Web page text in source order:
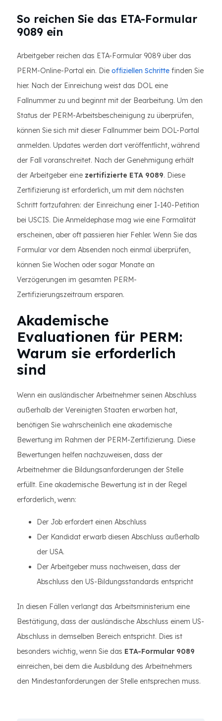
So reichen Sie das ETA-Formular
9089 ein
Arbeitgeber reichen das ETA-Formular 9089 über das
PERM-Online-Portal ein. Die offiziellen Schritte finden Sie
hier. Nach der Einreichung weist das DOL eine
Fallnummer zu und beginnt mit der Bearbeitung. Um den
Status der PERM-Arbeitsbescheinigung zu überprüfen,
können Sie sich mit dieser Fallnummer beim DOL-Portal
anmelden. Updates werden dort veröffentlicht, während
der Fall voranschreitet. Nach der Genehmigung erhält
der Arbeitgeber eine zertifizierte ETA 9089. Diese
Zertifizierung ist erforderlich, um mit dem nächsten
Schritt fortzufahren: der Einreichung einer I-140-Petition
bei USCIS. Die Anmeldephase mag wie eine Formalität
erscheinen, aber oft passieren hier Fehler. Wenn Sie das
Formular vor dem Absenden noch einmal überprüfen,
können Sie Wochen oder sogar Monate an
Verzögerungen im gesamten PERM-
Zertifizierungszeitraum ersparen.
Akademische
Evaluationen für PERM:
Warum sie erforderlich
sind
Wenn ein ausländischer Arbeitnehmer seinen Abschluss
außerhalb der Vereinigten Staaten erworben hat,
benötigen Sie wahrscheinlich eine akademische
Bewertung im Rahmen der PERM-Zertifizierung. Diese
Bewertungen helfen nachzuweisen, dass der
Arbeitnehmer die Bildungsanforderungen der Stelle
erfüllt. Eine akademische Bewertung ist in der Regel
erforderlich, wenn:
Der Job erfordert einen Abschluss
Der Kandidat erwarb diesen Abschluss außerhalb
der USA.
Der Arbeitgeber muss nachweisen, dass der
Abschluss den US-Bildungsstandards entspricht
In diesen Fällen verlangt das Arbeitsministerium eine
Bestätigung, dass der ausländische Abschluss einem US-
Abschluss in demselben Bereich entspricht. Dies ist
besonders wichtig, wenn Sie das ETA-Formular 9089
einreichen, bei dem die Ausbildung des Arbeitnehmers
den Mindestanforderungen der Stelle entsprechen muss.